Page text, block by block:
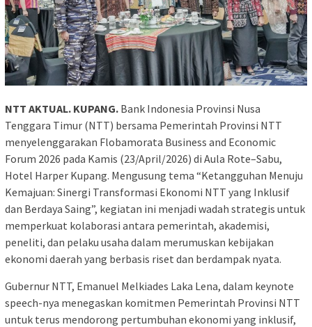
NTT AKTUAL. KUPANG. Bank Indonesia Provinsi Nusa
Tenggara Timur (NTT) bersama Pemerintah Provinsi NTT
menyelenggarakan Flobamorata Business and Economic
Forum 2026 pada Kamis (23/April/2026) di Aula Rote–Sabu,
Hotel Harper Kupang. Mengusung tema “Ketangguhan Menuju
Kemajuan: Sinergi Transformasi Ekonomi NTT yang Inklusif
dan Berdaya Saing”, kegiatan ini menjadi wadah strategis untuk
memperkuat kolaborasi antara pemerintah, akademisi,
peneliti, dan pelaku usaha dalam merumuskan kebijakan
ekonomi daerah yang berbasis riset dan berdampak nyata.
Gubernur NTT, Emanuel Melkiades Laka Lena, dalam keynote
speech-nya menegaskan komitmen Pemerintah Provinsi NTT
untuk terus mendorong pertumbuhan ekonomi yang inklusif,